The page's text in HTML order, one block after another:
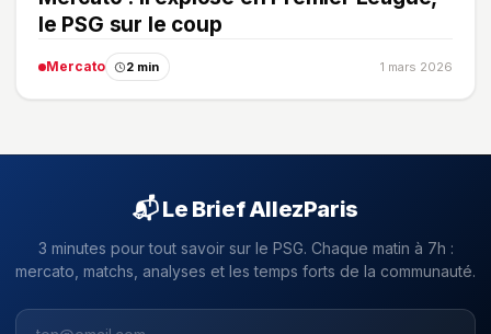
le PSG sur le coup
Mercato 2 min 1 mars 2026
📬 Le Brief AllezParis
3 minutes pour tout savoir sur le PSG. Chaque matin à 7h :
mercato, matchs, analyses et les temps forts de la communauté.